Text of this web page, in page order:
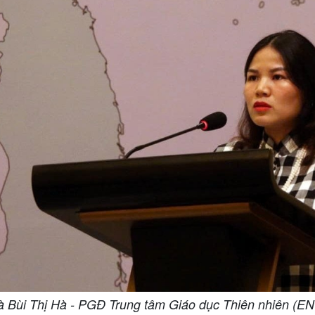
Bùi Thị Hà - PGĐ Trung tâm Giáo dục Thiên nhiên